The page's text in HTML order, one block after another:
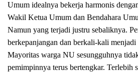
Umum idealnya bekerja harmonis
Wakil Ketua Umum dan Bendahara
Namun yang terjadi justru sebaliknya.
berkepanjangan dan berkali-kali
Mayoritas warga NU sesungguhnya
pemimpinnya terus bertengkar. Terlebih